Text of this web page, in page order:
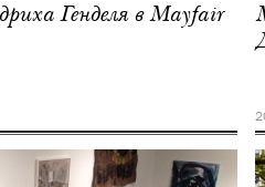
Генделя в Mayfair